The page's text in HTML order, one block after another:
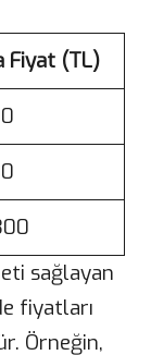
Fiyat (TL)
sağlayan
fiyatları
Örneğin,